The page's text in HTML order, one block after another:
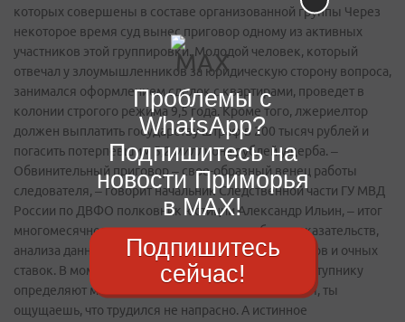
которых совершены в составе организованной группы Через
некоторое время суд вынес приговор одному из активных
участников этой группировки. Молодой человек, который
отвечал у злоумышленников за юридическую сторону вопроса,
занимался оформлением сделок с квартирами, проведет в
колонии строгого режима 9,5 года. Кроме того, лжериелтор
должен выплатить государству штраф в 200 тысяч рублей и
погасить потерпевшим 5,2 миллиона рублей ущерба. –
Обвинительный приговор – свое-образный венец работы
следователя, – говорит начальник Следственной части ГУ МВД
России по ДВФО полковник юстиции Александр Ильин, – итог
многомесячного кропотливого труда по сбору доказательств,
анализа данных экспертиз, изматывающих допросов и очных
ставок. В момент оглашения приговора, когда преступнику
определяют меру ответственности за его действия, ты
ощущаешь, что трудился не напрасно. А истинное
Проблемы с
WhatsApp?
Подпишитесь на
новости Приморья
в MAX!
Подпишитесь
сейчас!